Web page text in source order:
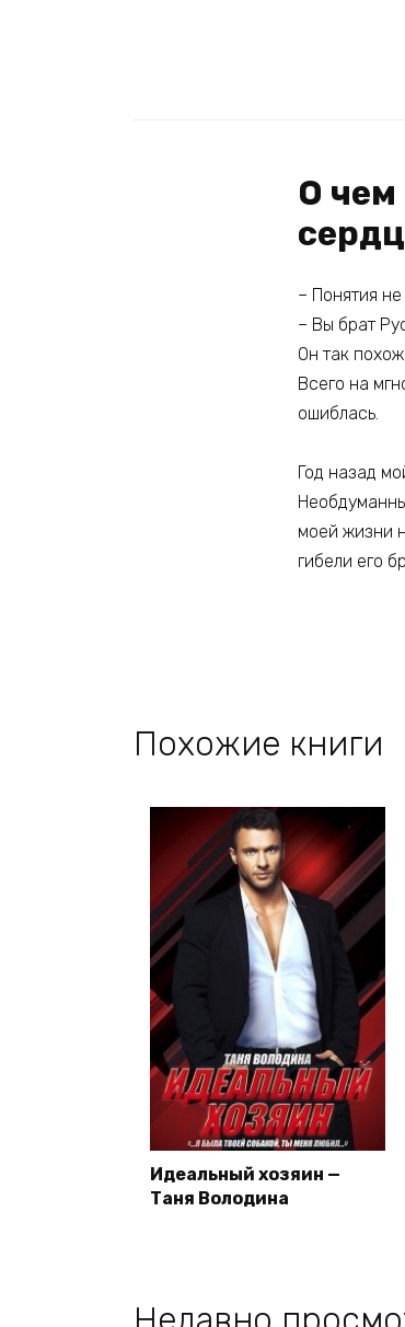
О чем
– Понятия
– Вы брат
Он так
Всего на
ошиблась.
Год назад
моей жизни
гибели его
Похожие книги
Идеальный хозяин —
Таня Володина